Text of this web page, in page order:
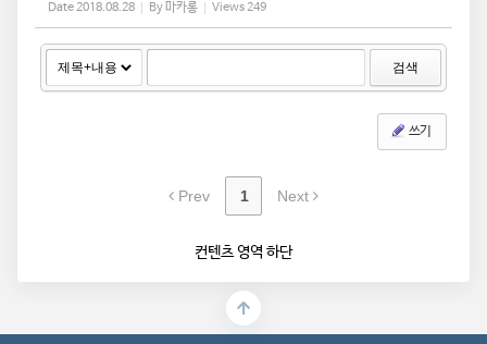
Date2018.08.28 By 마카롱 Views249
검색
쓰기
Prev 1 Next
컨텐츠 영역 하단